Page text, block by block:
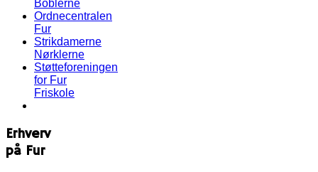
Boblerne
Ordnecentralen
Fur
Strikdamerne
Nørklerne
Støtteforeningen
for Fur
Friskole
Erhverv
på Fur